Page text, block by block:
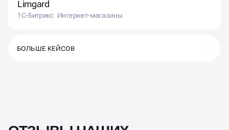
Разработка сайта дилера складской техники
Limgard